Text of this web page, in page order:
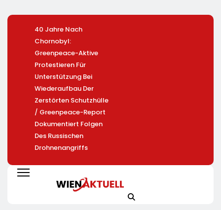
40 Jahre Nach
Chornobyl:
Greenpeace-Aktive
Protestieren Für
Unterstützung Bei
Wiederaufbau Der
Zerstörten Schutzhülle
/ Greenpeace-Report
Dokumentiert Folgen
Des Russischen
Drohnenangriffs